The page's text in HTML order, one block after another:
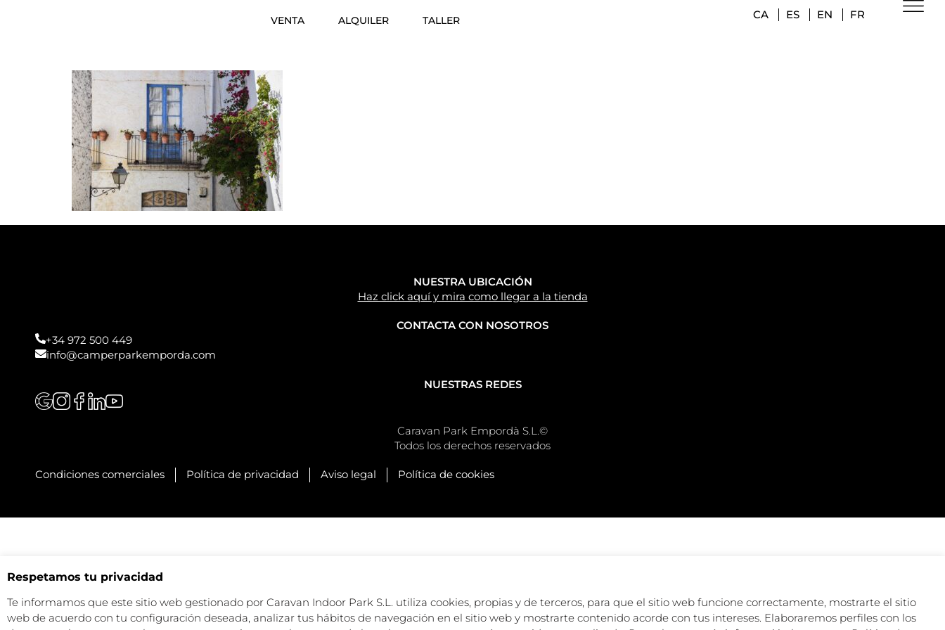
VENTA ALQUILER TALLER CA ES EN FR
NUESTRA UBICACIÓN
Haz click aquí y mira como llegar a la tienda
CONTACTA CON NOSOTROS
+34 972 500 449
info@camperparkemporda.com
NUESTRAS REDES
Caravan Park Empordà S.L.©
Todos los derechos reservados
Condiciones comerciales Política de privacidad Aviso legal Política de cookies
Respetamos tu privacidad
Te informamos que este sitio web gestionado por Caravan Indoor Park S.L. utiliza cookies, propias y de terceros, para que el sitio web funcione correctamente, mostrarte el sitio
web de acuerdo con tu configuración deseada, analizar tus hábitos de navegación en el sitio web y mostrarte contenido acorde con tus intereses. Elaboraremos perfiles con los